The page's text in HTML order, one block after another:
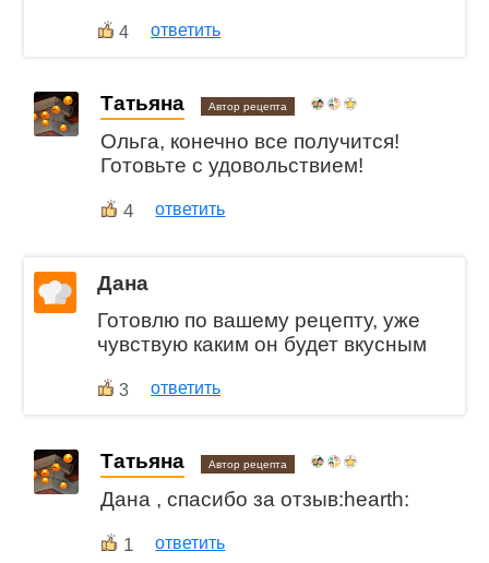
4 ответить
Татьяна Автор рецепта
Ольга, конечно все получится!
Готовьте с удовольствием!
4 ответить
Дана
Готовлю по вашему рецепту, уже
чувствую каким он будет вкусным
3 ответить
Татьяна Автор рецепта
Дана , спасибо за отзыв:hearth:
1 ответить